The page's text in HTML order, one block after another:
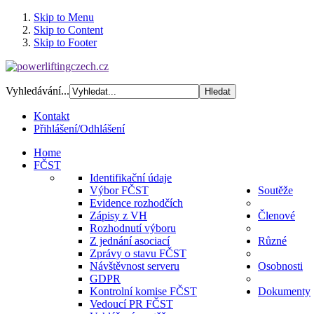
Skip to Menu
Skip to Content
Skip to Footer
Vyhledávání...
Kontakt
Přihlášení/Odhlášení
Home
FČST
Identifikační údaje
Výbor FČST
Evidence rozhodčích
Zápisy z VH
Rozhodnutí výboru
Z jednání asociací
Zprávy o stavu FČST
Návštěvnost serveru
GDPR
Kontrolní komise FČST
Vedoucí PR FČST
Soutěže
Členové
Různé
Osobnosti
Dokumenty